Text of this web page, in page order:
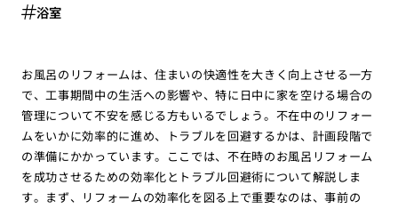
浴室
お風呂のリフォームは、住まいの快適性を大きく向上させる一方
で、工事期間中の生活への影響や、特に日中に家を空ける場合の
管理について不安を感じる方もいるでしょう。不在中のリフォー
ムをいかに効率的に進め、トラブルを回避するかは、計画段階で
の準備にかかっています。ここでは、不在時のお風呂リフォーム
を成功させるための効率化とトラブル回避術について解説しま
す。まず、リフォームの効率化を図る上で重要なのは、事前の